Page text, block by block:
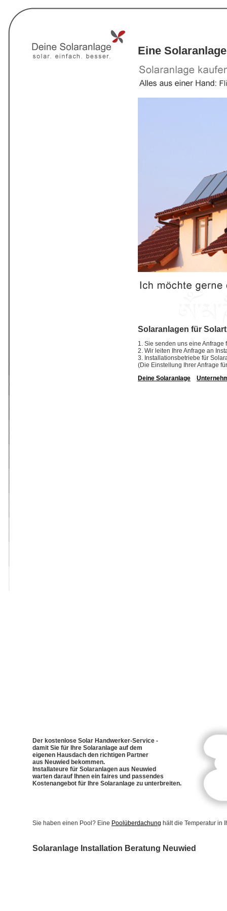
Eine
Solaranlagen für
1. Sie senden uns eine
2. Wir leiten Ihre Anfrage an
3. Installationsbetriebe für
(Die Einstellung Ihrer Anfrage
Deine Solaranlage
Der kostenlose Solar Handwerker-Service -
damit Sie für Ihre Solaranlage auf dem
eigenen Hausdach den richtigen Partner
aus Neuwied bekommen.
Installateure für Solaranlagen aus Neuwied
warten darauf Ihnen ein faires und passendes
Kostenangebot für Ihre Solaranlage zu unterbreiten.
Sie haben einen Pool? Eine Poolüberdachung hält die Temperatur in
Solaranlage Installation Beratung Neuwied